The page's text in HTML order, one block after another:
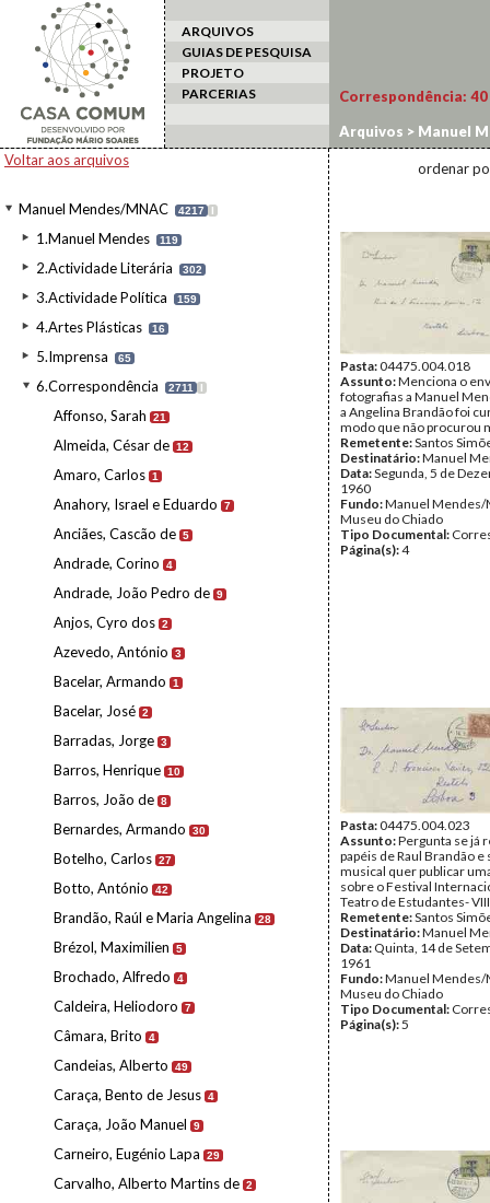
ARQUIVOS
GUIAS DE PESQUISA
PROJETO
PARCERIAS
Voltar aos arquivos
Manuel Mendes/MNAC 4217 I
1.Manuel Mendes 119
2.Actividade Literária 302
3.Actividade Política 159
4.Artes Plásticas 16
5.Imprensa 65
6.Correspondência 2711 I
Affonso, Sarah 21
Almeida, César de 12
Amaro, Carlos 1
Anahory, Israel e Eduardo 7
Anciães, Cascão de 5
Andrade, Corino 4
Andrade, João Pedro de 9
Anjos, Cyro dos 2
Azevedo, António 3
Bacelar, Armando 1
Bacelar, José 2
Barradas, Jorge 3
Barros, Henrique 10
Barros, João de 8
Bernardes, Armando 30
Botelho, Carlos 27
Botto, António 42
Brandão, Raúl e Maria Angelina 28
Brézol, Maximilien 5
Brochado, Alfredo 4
Caldeira, Heliodoro 7
Câmara, Brito 4
Candeias, Alberto 49
Caraça, Bento de Jesus 4
Caraça, João Manuel 9
Carneiro, Eugénio Lapa 29
Carvalho, Alberto Martins de 2
Correspondência: 40
Arquivos > Manuel
ordenar
Pasta:04475.004.018
Assunto:Menciona o
fotografias a Manuel
a Angelina Brandão foi
modo que não procurou
Remetente:Santos
Destinatário:Manuel
Data:Segunda, 5 de
1960
Fundo:Manuel Mendes/
Museu do Chiado
Tipo Documental:
Página(s):4
Pasta:04475.004.023
Assunto:Pergunta se já
papéis de Raul Brandão e
musical quer publicar
sobre o Festival
Teatro de Estudantes-
Remetente:Santos
Destinatário:Manuel
Data: Quinta, 14 de
1961
Fundo:Manuel Mendes/
Museu do Chiado
Tipo Documental:
Página(s):5